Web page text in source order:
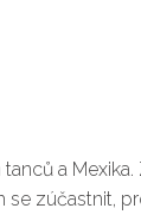
a
se zúčastnit,